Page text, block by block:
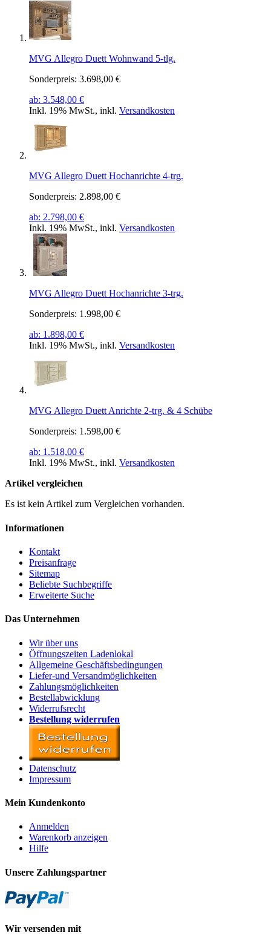
MVG Allegro Duett Wohnwand 5-tlg.
Sonderpreis: 3.698,00 €
ab: 3.548,00 €
Inkl. 19% MwSt., inkl. Versandkosten
MVG Allegro Duett Hochanrichte 4-trg.
Sonderpreis: 2.898,00 €
ab: 2.798,00 €
Inkl. 19% MwSt., inkl. Versandkosten
MVG Allegro Duett Hochanrichte 3-trg.
Sonderpreis: 1.998,00 €
ab: 1.898,00 €
Inkl. 19% MwSt., inkl. Versandkosten
MVG Allegro Duett Anrichte 2-trg. & 4 Schübe
Sonderpreis: 1.598,00 €
ab: 1.518,00 €
Inkl. 19% MwSt., inkl. Versandkosten
Artikel vergleichen
Es ist kein Artikel zum Vergleichen vorhanden.
Informationen
Kontakt
Preisanfrage
Sitemap
Beliebte Suchbegriffe
Erweiterte Suche
Das Unternehmen
Wir über uns
Öffnungszeiten Ladenlokal
Allgemeine Geschäftsbedingungen
Liefer-und Versandmöglichkeiten
Zahlungsmöglichkeiten
Bestellabwicklung
Widerrufsrecht
Bestellung widerrufen
Datenschutz
Impressum
Mein Kundenkonto
Anmelden
Warenkorb anzeigen
Hilfe
Unsere Zahlungspartner
Wir versenden mit